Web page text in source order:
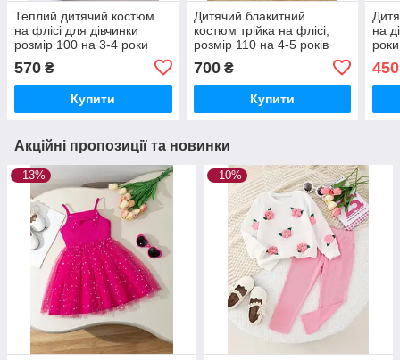
Теплий дитячий костюм
на флісі для дівчинки
розмір 100 на 3-4 роки
570 ₴
Купити
Дитячий блакитний
костюм трійка на флісі,
розмір 110 на 4-5 років
700₴
Купити
на
роки
450
Акційні пропозиції та новинки
–13% –10%